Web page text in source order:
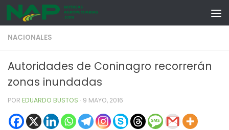
Skip to content
NACIONALES
Autoridades de Coninagro recorrerán
zonas inundadas
POR EDUARDO BUSTOS · 9 MAYO, 2016